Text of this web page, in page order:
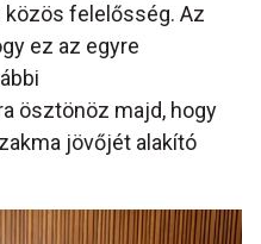
felelősség. Az
ez az egyre
ösztönöz majd, hogy
jövőjét alakító